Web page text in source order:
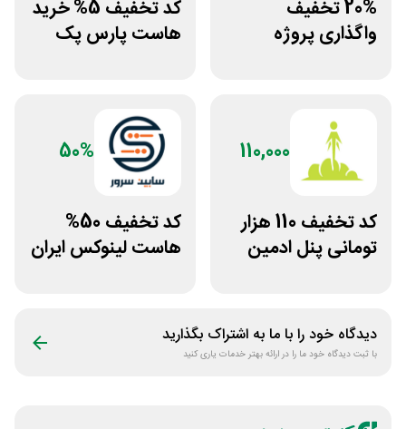
20% تخفیف
واگذاری پروژه
کد تخفیف 5% خرید
هاست پارس پک
110,000
کد تخفیف 110 هزار
تومانی پنل ادمین
50%
کد تخفیف 50%
هاست لینوکس ایران
دیدگاه خود را با ما به اشتراک بگذارید
با ثبت دیدگاه خود ما را در ارائه بهتر خدمات یاری کنید